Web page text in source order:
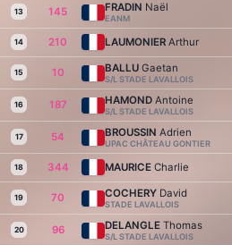
13 145 FRADIN Naël
EANM
14 210 LAUMONIER Arthur
15 10 BALLU Gaetan
S/L STADE LAVALLOIS
16 187 HAMOND Antoine
S/L STADE LAVALLOIS
17 54 BROUSSIN Adrien
UPAC CHÂTEAU GONTIER
18 344 MAURICE Charlie
19 70 COCHERY David
STADE LAVALLOIS
20 96 DELANGLE Thomas
S/L STADE LAVALLOIS